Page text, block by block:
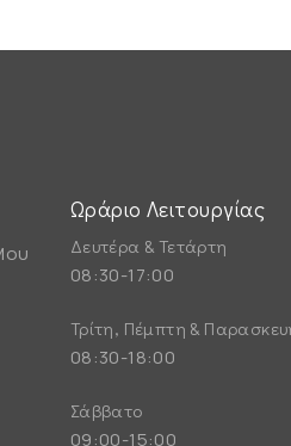
Ωράριο Λειτουργίας
Δευτέρα & Τετάρτη
08:30-17:00
Τρίτη, Πέμπτη &
08:30-18:00
Σάββατο
09:00-15:00